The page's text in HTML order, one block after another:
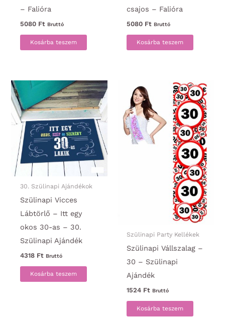
– Falióra
5080 Ft Bruttó
Kosárba teszem
csajos – Falióra
5080 Ft Bruttó
Kosárba teszem
30. Szülinapi Ajándékok
Szülinapi Vicces
Lábtörlő – Itt egy
okos 30-as – 30.
Szülinapi Ajándék
4318 Ft Bruttó
Kosárba teszem
Szülinapi Party Kellékek
Szülinapi Vállszalag –
30 – Szülinapi
Ajándék
1524 Ft Bruttó
Kosárba teszem